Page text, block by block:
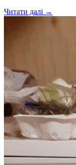
Читати далі →